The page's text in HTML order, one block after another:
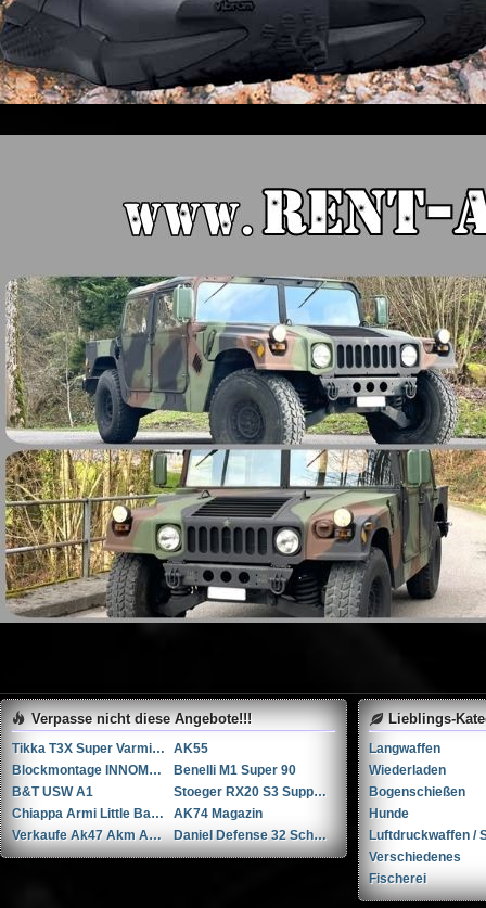
Verpasse nicht diese Angebote!!!
Tikka T3X Super Varmint .308 Winchester
AK55
Blockmontage INNOMOUNT TACTICAL
Benelli M1 Super 90
B&T USW A1
Stoeger RX20 S3 Suppressor ...Andere
Chiappa Armi Little Badger .22 war .22 WMR
AK74 Magazin
Verkaufe Ak47 Akm Ak74 Teile
Daniel Defense 32 Schuss Magazine
Lieblings-
Langwaffen
Wiederladen
Bogenschießen
Hunde
Luftdruckwaffen /
Verschiedenes
Fischerei